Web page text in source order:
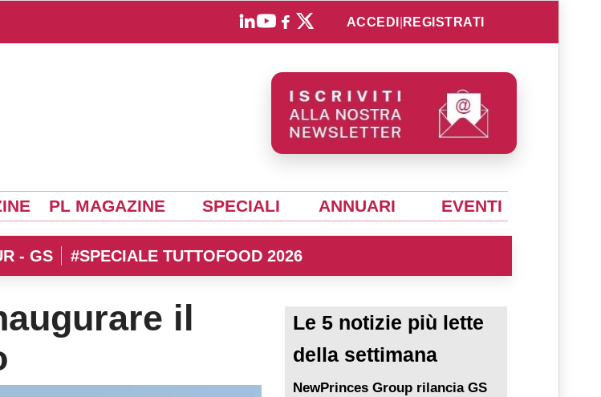
ACCEDI REGISTRATI
PL MAGAZINE SPECIALI ANNUARI EVENTI
- GS #SPECIALE TUTTOFOOD 2026
il
Le 5 notizie più lette
della settimana
NewPrinces Group rilancia GS